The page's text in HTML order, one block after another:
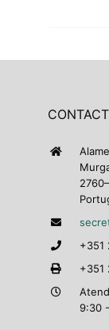
+351
+351
9:30